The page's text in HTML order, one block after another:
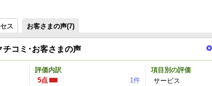
ス お客さまの声(7)
コミ･お客さまの声
評価内訳
5点
1件
項目別の評価
サービス